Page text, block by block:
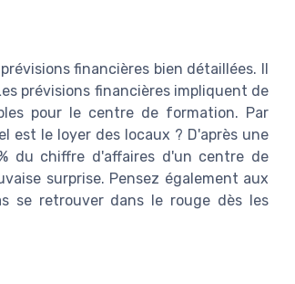
financières bien détaillées. Il
prévisions financières impliquent de
pour le centre de formation. Par
est le loyer des locaux ? D'après une
du chiffre d'affaires d'un centre de
surprise. Pensez également aux
se retrouver dans le rouge dès les